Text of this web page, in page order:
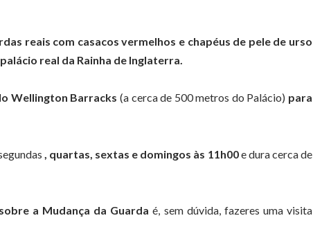
reais com casacos vermelhos e chapéus de pele de urso
palácio real da Rainha de Inglaterra.
Wellington Barracks (a cerca de 500 metros do Palácio) para
, quartas, sextas e domingos às 11h00e dura cerca de
a Mudança da Guarda é, sem dúvida, fazeres uma visita